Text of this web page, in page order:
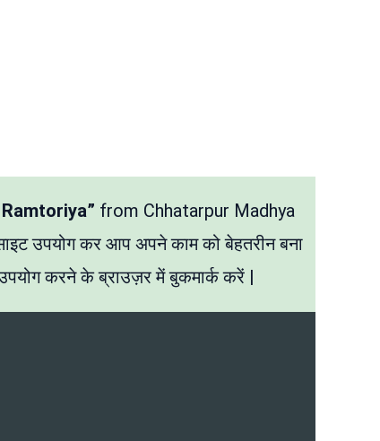
from Chhatarpur Madhya
उपयोग कर आप अपने काम को बेहतरीन बना
करने के ब्राउज़र में बुकमार्क करें |